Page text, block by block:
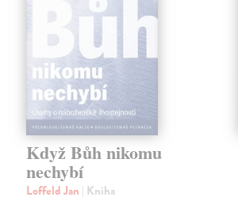
Když Bůh nikomu
nechybí
Loffeld Jan | Kniha